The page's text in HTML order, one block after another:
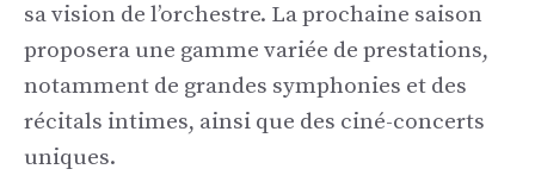
sa vision de l’orchestre. La prochaine saison
proposera une gamme variée de prestations,
notamment de grandes symphonies et des
récitals intimes, ainsi que des ciné-concerts
uniques.